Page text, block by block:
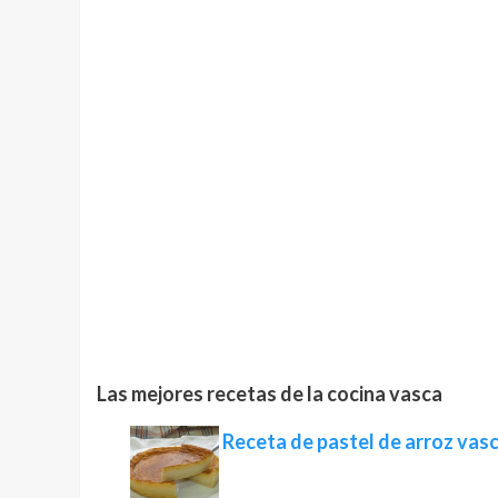
Las mejores recetas de la cocina vasca
Receta de pastel de arroz